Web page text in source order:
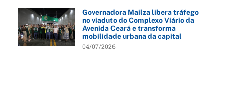
Governadora Mailza libera tráfego
no viaduto do Complexo Viário da
Avenida Ceará e transforma
mobilidade urbana da capital
04/07/2026